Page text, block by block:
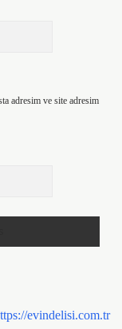
adresim ve site adresim
evindelisi.com.tr